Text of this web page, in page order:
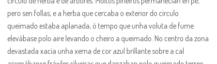
pero sen follas, e a herba que cercaba o exterior do círculo
queimado estaba aplanada, ó tempo que unha voluta de fume
elevábase polo aire levando o cheiro a queimado. No centro da zona
devastada xacía unha xema de cor azul brillante sobre a cal